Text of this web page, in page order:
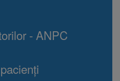
- ANPC